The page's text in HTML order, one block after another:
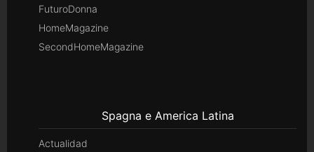
FuturoDonna
HomeMagazine
SecondHomeMagazine
Spagna e America Latina
Actualidad